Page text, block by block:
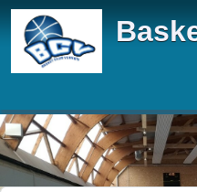
Panneau de gestion des